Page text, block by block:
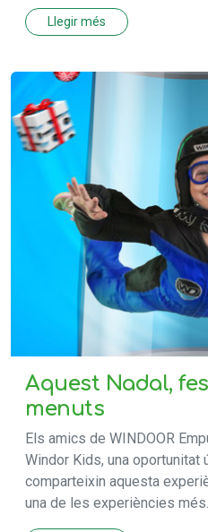
Llegir més
Aquest Nadal,
menuts
Els amics de WINDOOR
Windor Kids, una oportunitat
comparteixin aquesta
una de les experiències